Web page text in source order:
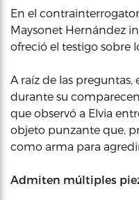
En el
Maysonet Hernández
ofreció el testigo sobre
A raíz de las
durante su
que observó a Elvia
objeto punzante que,
como arma para
Admiten múltiples